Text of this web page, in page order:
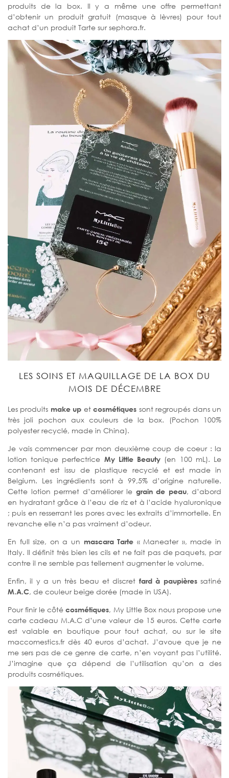
produits de la box. Il y a même une offre permettant
d’obtenir un produit gratuit (masque à lèvres) pour tout
achat d’un produit Tarte sur sephora.fr.
LES SOINS ET MAQUILLAGE DE LA BOX DU
MOIS DE DÉCEMBRE
Les produits make up etcosmétiques sont regroupés dans un
très joli pochon aux couleurs de la box. (Pochon 100%
polyester recyclé, made in China).
Je vais commencer par mon deuxième coup de coeur : la
lotion tonique perfectrice My Little Beauty (en 100 mL). Le
contenant est issu de plastique recyclé et est made in
Belgium. Les ingrédients sont à 99,5% d’origine naturelle.
Cette lotion permet d’améliorer le grain de peau, d’abord
en hydratant grâce à l’eau de riz et à l’acide hyaluronique
; puis en resserrant les pores avec les extraits d’immortelle. En
revanche elle n’a pas vraiment d’odeur.
En full size, on a un mascara Tarte « Maneater », made in
Italy. Il définit très bien les cils et ne fait pas de paquets, par
contre il ne semble pas tellement augmenter le volume.
Enfin, il y a un très beau et discret fard à paupièressatiné
M.A.C, de couleur beige dorée (made in USA).
Pour finir le côtécosmétiques, My Little Box nous propose une
carte cadeau M.A.C d’une valeur de 15 euros. Cette carte
est valable en boutique pour tout achat, ou sur le site
maccomestics.fr dès 40 euros d’achat. J’avoue que je ne
me sers pas de ce genre de carte, n’en voyant pas l’utilité.
J’imagine que ça dépend de l’utilisation qu’on a des
produits cosmétiques.